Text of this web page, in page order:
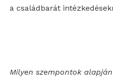
a családbarát
Milyen szempontok